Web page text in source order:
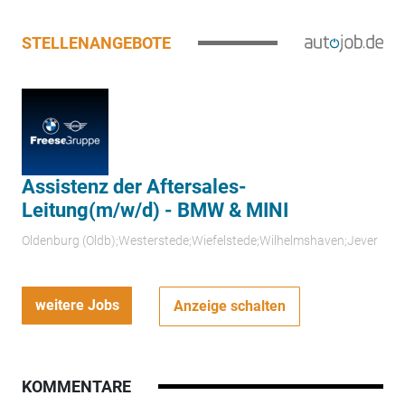
STELLENANGEBOTE
Assistenz der Aftersales-
Leitung(m/w/d) - BMW & MINI
Oldenburg (Oldb);Westerstede;Wiefelstede;Wilhelmshaven;Jever
weitere Jobs Anzeige schalten
KOMMENTARE